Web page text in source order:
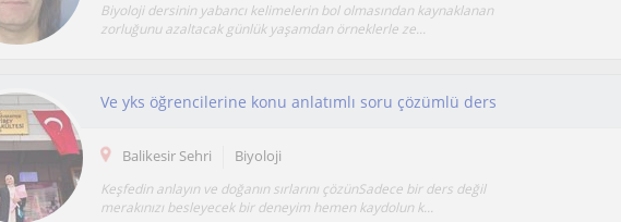
Biyoloji dersinin yabancı kelimelerin bol olmasından kaynaklanan
zorluğunu azaltacak günlük yaşamdan örneklerle ze...
Ve yks öğrencilerine konu anlatımlı soru çözümlü ders
Balikesir Sehri Biyoloji
Keşfedin anlayın ve doğanın sırlarını çözünSadece bir ders değil
merakınızı besleyecek bir deneyim hemen kaydolun k...